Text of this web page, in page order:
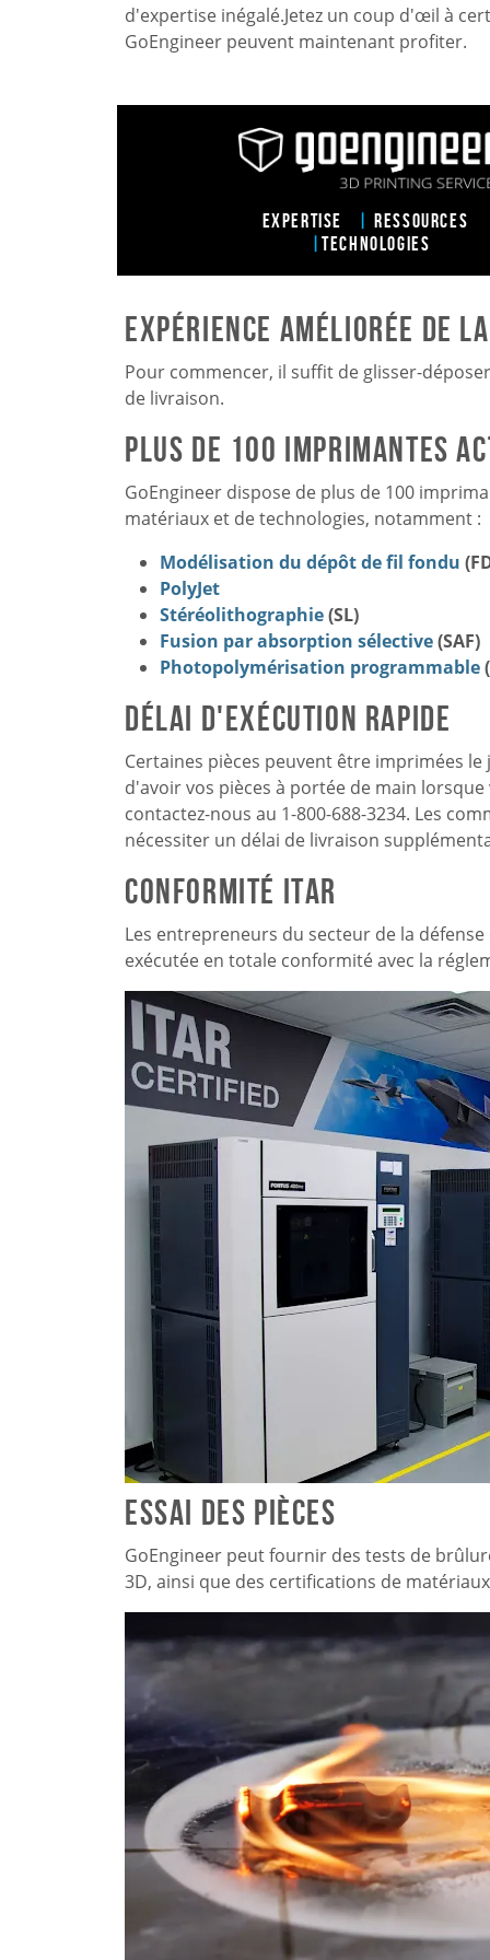
d'expertise inégalé.Jetez un coup d'œil à
GoEngineer peuvent maintenant profiter.
EXPERTISE
RESSOURCES
|TECHNOLOGIES
Expérience améliorée de
Pour commencer, il suffit de glisser-
de livraison.
Plus de 100 imprimantes
GoEngineer dispose de plus de 100
matériaux et de technologies, notamment :
Modélisation du dépôt de fil fondu
PolyJet
Stéréolithographie(SL)
Fusion par absorption sélective(SAF)
Photopolymérisation programmable
Délai d'exécution rapide
Certaines pièces peuvent être imprimées
d'avoir vos pièces à portée de main
contactez-nous au 1-800-688-3234. Les
nécessiter un délai de livraison
Conformité ITAR
Les entrepreneurs du secteur de la
exécutée en totale conformité avec la
Essai des pièces
GoEngineer peut fournir des tests de
3D, ainsi que des certifications de